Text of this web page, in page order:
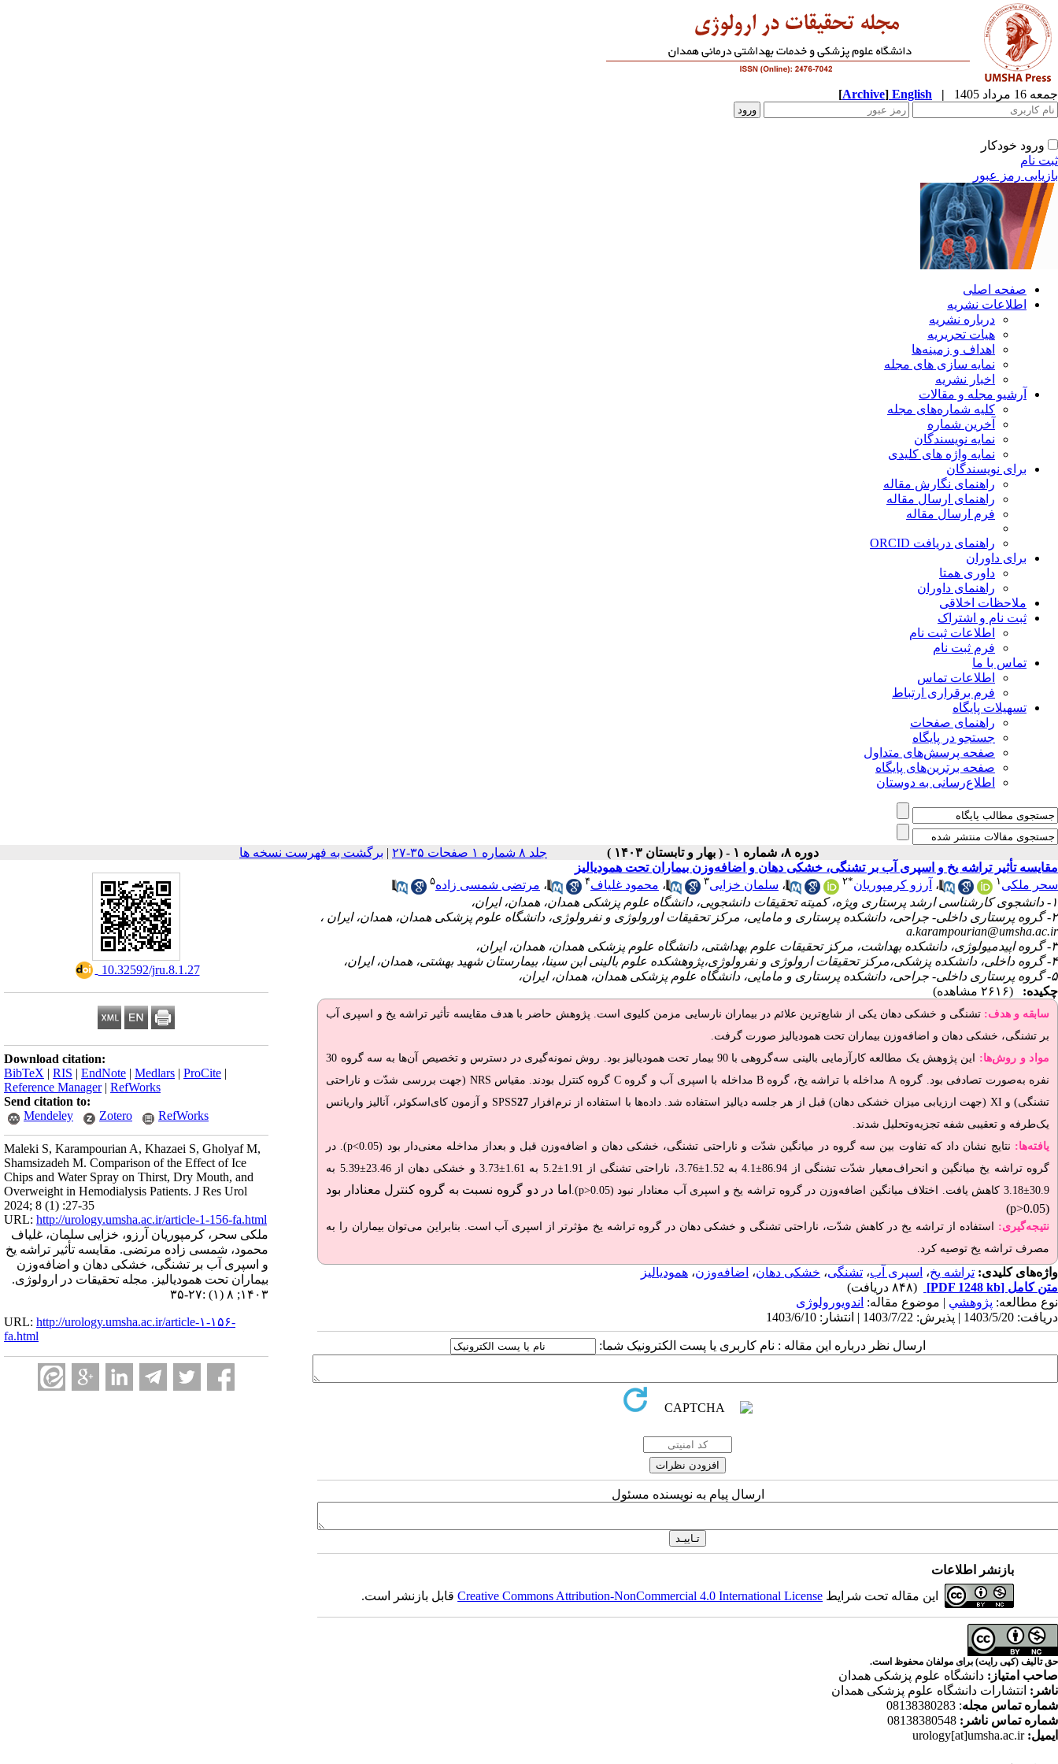
جمعه 16 مرداد 1405 |
English
[Archive]
ورود خودکار
ثبت نام
بازیابی رمز عبور
صفحه اصلی
اطلاعات نشریه
درباره نشریه
هیات تحریریه
اهداف و زمینه‌ها
نمایه سازی های مجله
اخبار نشریه
آرشیو مجله و مقالات
کلیه شماره‌های مجله
آخرین شماره
نمایه نویسندگان
نمایه واژه های کلیدی
برای نویسندگان
راهنمای نگارش مقاله
راهنمای ارسال مقاله
فرم ارسال مقاله
راهنمای دریافت ORCID
برای داوران
داوری همتا
راهنمای داوران
ملاحظات اخلاقی
ثبت نام و اشتراک
اطلاعات ثبت نام
فرم ثبت نام
تماس با ما
اطلاعات تماس
فرم برقراری ارتباط
تسهیلات پایگاه
راهنمای صفحات
جستجو در پایگاه
صفحه پرسش‌های متداول
صفحه برترین‌های پایگاه
اطلاع‌رسانی به دوستان
دوره ۸، شماره ۱ - ( بهار و تابستان ۱۴۰۳ ) جلد ۸ شماره ۱ صفحات ۳۵-۲۷ | برگشت به فهرست نسخه ها
‎ 10.32592/jru.8.1.27
Download citation:
BibTeX | RIS | EndNote | Medlars | ProCite |
Reference Manager| RefWorks
Send citation to:
Mendeley
Zotero RefWorks
Maleki S, Karampourian A, Khazaei S, Gholyaf M,
Shamsizadeh M. Comparison of the Effect of Ice
Chips and Water Spray on Thirst, Dry Mouth, and
Overweight in Hemodialysis Patients. J Res Urol
2024; 8 (1) :27-35
URL: http://urology.umsha.ac.ir/article-1-156-fa.html
ملکی سحر، کرمپوریان آرزو، خزایی سلمان، غلیاف
محمود، شمسی زاده مرتضی. مقایسه تأثیر تراشه یخ
و اسپری آب بر تشنگی، خشکی دهان و اضافه‌وزن
بیماران تحت همودیالیز. مجله تحقیقات در ارولوژی.
۱۴۰۳; ۸ (۱) :۲۷-۳۵
URL: http://urology.umsha.ac.ir/article-۱-۱۵۶-
fa.html
مقایسه تأثیر تراشه یخ و اسپری آب بر تشنگی، خشکی دهان و اضافه‌وزن بیماران تحت همودیالیز
سحر ملکی ۱ ، آرزو کرمپوریان*۲ ، سلمان خزایی۳ ، محمود غلیاف۴ ، مرتضی شمسی زاده۵
۱- دانشجوی کارشناسی ارشد پرستاری ویژه، کمیته تحقیقات دانشجویی، دانشگاه علوم پزشکی همدان، همدان، ایران،
۲- گروه پرستاری داخلی- جراحی، دانشکده پرستاری و مامایی، مرکز تحقیقات اورولوژی و نفرولوژی، دانشگاه علوم پزشکی همدان، همدان، ایران ،
a.karampourian@umsha.ac.ir
۳- گروه اپیدمیولوژی، دانشکده بهداشت، مرکز تحقیقات علوم بهداشتی، دانشگاه علوم پزشکی همدان، همدان، ایران،
۴- گروه داخلی، دانشکده پزشکی،مرکز تحقیقات ارولوژی و نفرولوژی،پژوهشکده علوم بالینی ابن سینا، بیمارستان شهید بهشتی، همدان، ایران،
۵- گروه پرستاری داخلی- جراحی، دانشکده پرستاری و مامایی، دانشگاه علوم پزشکی همدان، همدان، ایران،
چکیده:
(۲۶۱۶ مشاهده)
سابقه و هدف: تشنگی و خشکی دهان یکی از شایع‌ترین علائم در بیماران نارسایی مزمن کلیوی است . پژوهش حاضر با هدف مقایسه تأثیر تراشه یخ و اسپری آب
بر تشنگی، خشکی دهان و اضافه‌وزن بیماران تحت همودیالیز صورت گرفت.
مواد و روش‌‌ها:
این پژوهش یک مطالعه کارآزمایی بالینی سه‌گروهی با 90 بیمار تحت همودیالیز بود. روش نمونه‌گیری در دسترس و تخصیص آن‌ها به سه گروه 30
نفره به‌صورت تصادفی بود. گروه A مداخله با تراشه یخ، گروه B مداخله با اسپری آب و گروهC گروه کنترل بودند. مقیاس NRS (جهت بررسی شدّت و ناراحتی
تشنگی) و XI (جهت ارزیابی میزان خشکی دهان) قبل از هر جلسه دیالیز استفاده شد. داده‌ها با استفاده از نرم‌افزار 27
SPSS و آزمون‌ کای‌اسکوئر، آنالیز واریانس
یک‌طرفه و تعقیبی شفه تجزیه‌وتحلیل شدند.
یافته‌ها: نتایج نشان داد که تفاوت بین سه گروه در میانگین شدّت و ناراحتی تشنگی، خشکی دهان و اضافه‌وزن قبل و بعداز مداخله معنی‌دار بود (0.05 p<). در
گروه تراشه یخ میانگین و انحراف‌معیار شدّت تشنگی از 86.94
±4.1 به 1.52 ±3.76، ناراحتی تشنگی از 1.91 ±5.2 به 1.61 ±3.73 و خشکی دهان از 23.46
±5.39 به
30.9±3.18 کاهش یافت. اختلاف میانگین اضافه‌وزن در گروه تراشه یخ و اسپری آب معنادار نبود (p>0.05
). اما در دو گروه نسبت به گروه کنترل معنادار بود
(p>0.05)
نتیجه‌گیری: استفاده از تراشه یخ در کاهش شدّت، ناراحتی تشنگی و خشکی دهان در گروه تراشه یخ مؤثرتر از اسپری آب است. بنابراین می‌توان بیماران را به
مصرف تراشه یخ توصیه کرد.
واژه‌های کلیدی: تراشه یخ، اسپری آب، تشنگی، خشکی دهان، اضافه‌وزن، همودیالیز
متن کامل [PDF 1248 kb]
(۸۴۸ دریافت)
نوع مطالعه: پژوهشي | موضوع مقاله: اندویورولوژی
دریافت: 1403/5/20 | پذیرش: 1403/7/22 | انتشار: 1403/6/10
ارسال نظر درباره این مقاله : نام کاربری یا پست الکترونیک شما:
ارسال پیام به نویسنده مسئول
بازنشر اطلاعات
این مقاله تحت شرایط Creative Commons Attribution-NonCommercial 4.0 International Licenseقابل بازنشر است.
حق تالیف (کپی رایت) برای مولفان محفوظ است.
صاحب امتیاز: دانشگاه علوم پزشکی همدان
ناشر: انتشارات دانشگاه علوم پزشکی همدان
شماره تماس مجله: 08138380283
شماره تماس ناشر:
ایمیل: urology[at]umsha.ac.ir